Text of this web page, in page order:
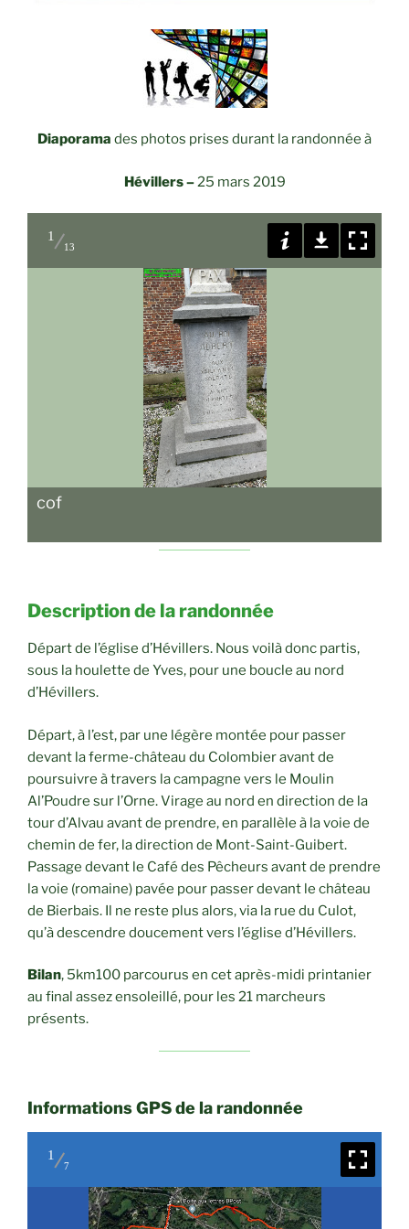
Diaporama des photos prises durant la randonnée à
Hévillers – 25 mars 2019
1
13
cof
Description de la randonnée
Départ de l’église d’Hévillers. Nous voilà donc partis,
sous la houlette de Yves, pour une boucle au nord
d’Hévillers.
Départ, à l’est, par une légère montée pour passer
devant la ferme-château du Colombier avant de
poursuivre à travers la campagne vers le Moulin
Al’Poudre sur l’Orne. Virage au nord en direction de la
tour d’Alvau avant de prendre, en parallèle à la voie de
chemin de fer, la direction de Mont-Saint-Guibert.
Passage devant le Café des Pêcheurs avant de prendre
la voie (romaine) pavée pour passer devant le château
de Bierbais. Il ne reste plus alors, via la rue du Culot,
qu’à descendre doucement vers l’église d’Hévillers.
Bilan, 5km100 parcourus en cet après-midi printanier
au final assez ensoleillé, pour les 21 marcheurs
présents.
Informations GPS de la randonnée
1
7